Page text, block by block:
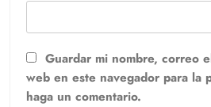
Guardar mi nombre, correo
web en este navegador para la
haga un comentario.